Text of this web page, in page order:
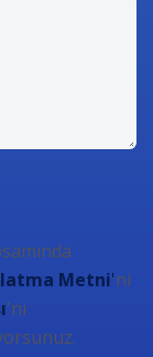
Metni'ni
'nı